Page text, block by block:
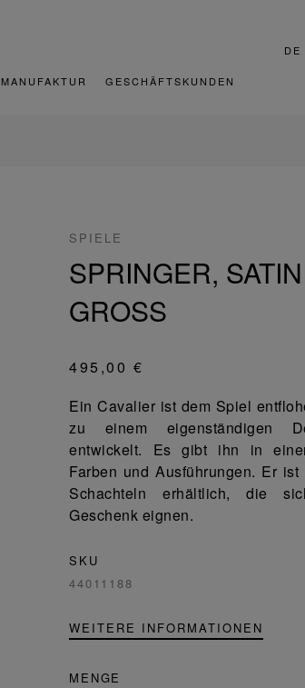
DE
MANUFAKTUR GESCHÄFTSKUNDEN
SPIELE
SPRINGER,
GROSS
495,00 €
Ein Cavalier ist dem Spiel
zu einem eigenständigen
entwickelt. Es gibt ihn in
Farben und Ausführungen. Er
Schachteln erhältlich, die
Geschenk eignen.
SKU
44011188
WEITERE INFORMATIONEN
MENGE